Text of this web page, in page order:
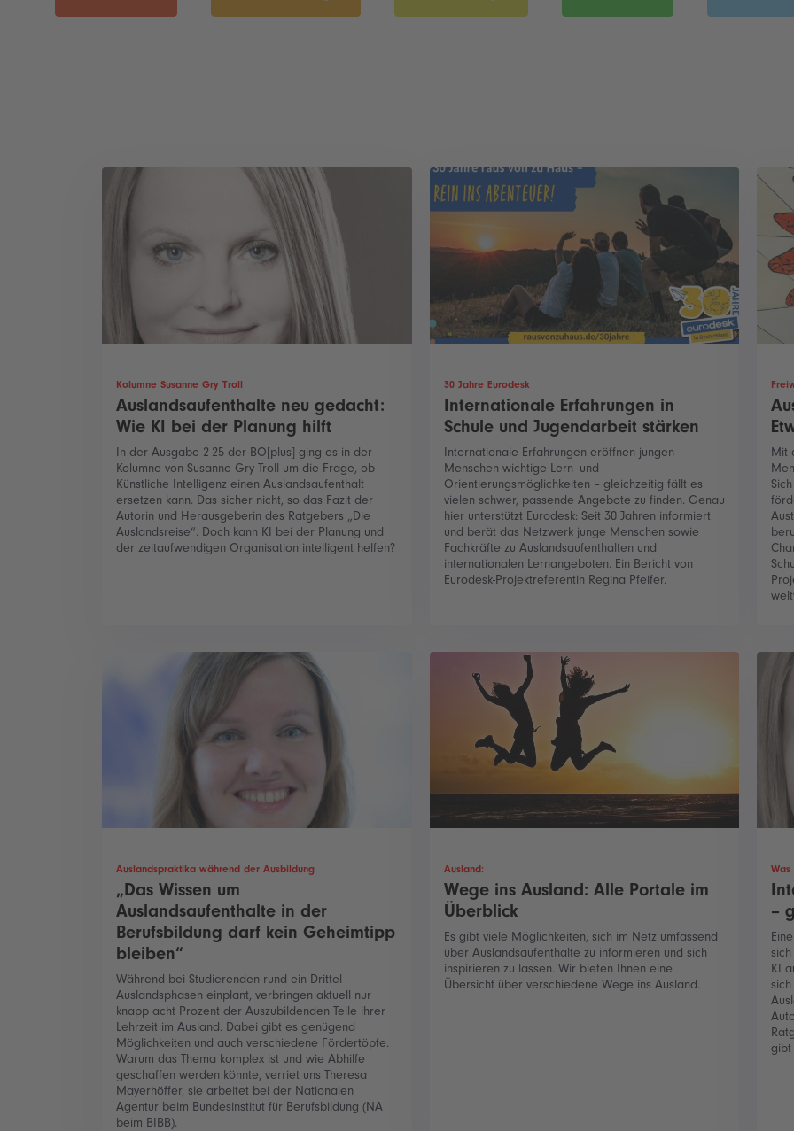
Kolumne Susanne Gry Troll
Auslandsaufenthalte neu gedacht:
Wie KI bei der Planung hilft
In der Ausgabe 2-25 der BO[plus] ging es in der
Kolumne von Susanne Gry Troll um die Frage, ob
Künstliche Intelligenz einen Auslandsaufenthalt
ersetzen kann. Das sicher nicht, so das Fazit der
Autorin und Herausgeberin des Ratgebers „Die
Auslandsreise“. Doch kann KI bei der Planung und
der zeitaufwendigen Organisation intelligent helfen?
30 Jahre Eurodesk
Internationale Erfahrungen in
Schule und Jugendarbeit stärken
Internationale Erfahrungen eröffnen jungen
Menschen wichtige Lern- und
Orientierungsmöglichkeiten – gleichzeitig fällt es
vielen schwer, passende Angebote zu finden. Genau
hier unterstützt Eurodesk: Seit 30 Jahren informiert
und berät das Netzwerk junge Menschen sowie
Fachkräfte zu Auslandsaufenthalten und
internationalen Lernangeboten. Ein Bericht von
Eurodesk-Projektreferentin Regina Pfeifer.
Mit
Auslandspraktika während der Ausbildung
„Das Wissen um
Auslandsaufenthalte in der
Berufsbildung darf kein Geheimtipp
bleiben“
Während bei Studierenden rund ein Drittel
Auslandsphasen einplant, verbringen aktuell nur
knapp acht Prozent der Auszubildenden Teile ihrer
Lehrzeit im Ausland. Dabei gibt es genügend
Möglichkeiten und auch verschiedene Fördertöpfe.
Warum das Thema komplex ist und wie Abhilfe
geschaffen werden könnte, verriet uns Theresa
Mayerhöffer, sie arbeitet bei der Nationalen
Agentur beim Bundesinstitut für Berufsbildung (NA
beim BIBB).
Ausland:
Wege ins Ausland: Alle Portale im
Überblick
Es gibt viele Möglichkeiten, sich im Netz umfassend
über Auslandsaufenthalte zu informieren und sich
inspirieren zu lassen. Wir bieten Ihnen eine
Übersicht über verschiedene Wege ins Ausland.
Was
–
KI
gibt